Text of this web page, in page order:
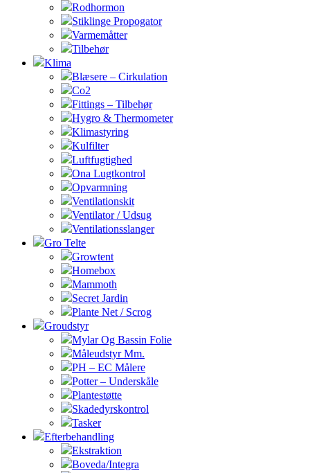
Rodhormon
Stiklinge Propogator
Varmemåtter
Tilbehør
Klima
Blæsere – Cirkulation
Co2
Fittings – Tilbehør
Hygro & Thermometer
Klimastyring
Kulfilter
Luftfugtighed
Ona Lugtkontrol
Opvarmning
Ventilationskit
Ventilator / Udsug
Ventilationsslanger
Gro Telte
Growtent
Homebox
Mammoth
Secret Jardin
Plante Net / Scrog
Groudstyr
Mylar Og Bassin Folie
Måleudstyr Mm.
PH – EC Målere
Potter – Underskåle
Plantestøtte
Skadedyrskontrol
Tasker
Efterbehandling
Ekstraktion
Boveda/Integra